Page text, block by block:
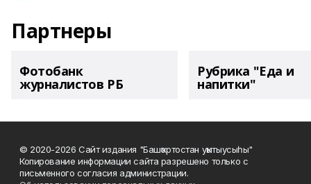
Партнеры
Фотобанк
журналистов РБ
Рубрика "Еда и
напитки"
© 2020-2026 Сайт издания "Башҡортостан уҡытыусыһы"
Копирование информации сайта разрешено только с
письменного согласия администрации.